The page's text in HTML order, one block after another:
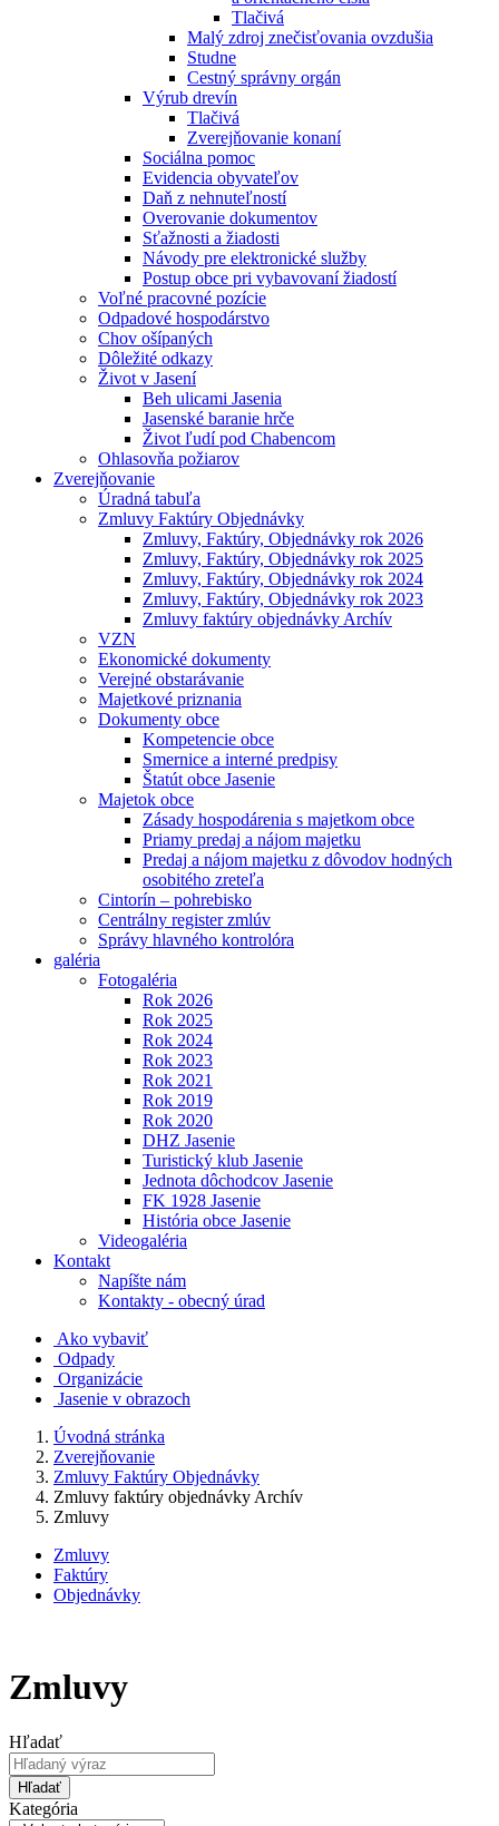
Tlačivá
Malý zdroj znečisťovania ovzdušia
Studne
Cestný správny orgán
Výrub drevín
Tlačivá
Zverejňovanie konaní
Sociálna pomoc
Evidencia obyvateľov
Daň z nehnuteľností
Overovanie dokumentov
Sťažnosti a žiadosti
Návody pre elektronické služby
Postup obce pri vybavovaní žiadostí
Voľné pracovné pozície
Odpadové hospodárstvo
Chov ošípaných
Dôležité odkazy
Život v Jasení
Beh ulicami Jasenia
Jasenské baranie hrče
Život ľudí pod Chabencom
Ohlasovňa požiarov
Zverejňovanie
Úradná tabuľa
Zmluvy Faktúry Objednávky
Zmluvy, Faktúry, Objednávky rok 2026
Zmluvy, Faktúry, Objednávky rok 2025
Zmluvy, Faktúry, Objednávky rok 2024
Zmluvy, Faktúry, Objednávky rok 2023
Zmluvy faktúry objednávky Archív
VZN
Ekonomické dokumenty
Verejné obstarávanie
Majetkové priznania
Dokumenty obce
Kompetencie obce
Smernice a interné predpisy
Štatút obce Jasenie
Majetok obce
Zásady hospodárenia s majetkom obce
Priamy predaj a nájom majetku
Predaj a nájom majetku z dôvodov hodných
osobitého zreteľa
Cintorín – pohrebisko
Centrálny register zmlúv
Správy hlavného kontrolóra
galéria
Fotogaléria
Rok 2026
Rok 2025
Rok 2024
Rok 2023
Rok 2021
Rok 2019
Rok 2020
DHZ Jasenie
Turistický klub Jasenie
Jednota dôchodcov Jasenie
FK 1928 Jasenie
História obce Jasenie
Videogaléria
Kontakt
Napíšte nám
Kontakty - obecný úrad
Ako vybaviť
Odpady
Organizácie
Jasenie v obrazoch
Úvodná stránka
Zverejňovanie
Zmluvy Faktúry Objednávky
Zmluvy faktúry objednávky Archív
Zmluvy
Zmluvy
Faktúry
Objednávky
Zmluvy
Hľadať
Hľadať
Kategória